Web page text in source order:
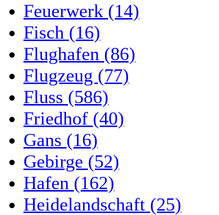
Feuerwerk (14)
Fisch (16)
Flughafen (86)
Flugzeug (77)
Fluss (586)
Friedhof (40)
Gans (16)
Gebirge (52)
Hafen (162)
Heidelandschaft (25)